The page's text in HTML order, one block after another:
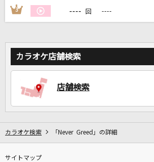
3 ---- 回 ----
カラオケ店舗検索
店舗検索
カラオケ検索 「Never Greed」の詳細
サイトマップ